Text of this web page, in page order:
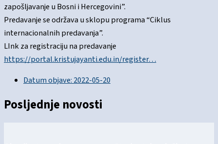
zapošljavanje u Bosni i Hercegovini”.
Predavanje se održava u sklopu programa “Ciklus
internacionalnih predavanja”.
LInk za registraciju na predavanje
https://portal.kristujayanti.edu.in/register…
Datum objave:2022-05-20
Posljednje novosti